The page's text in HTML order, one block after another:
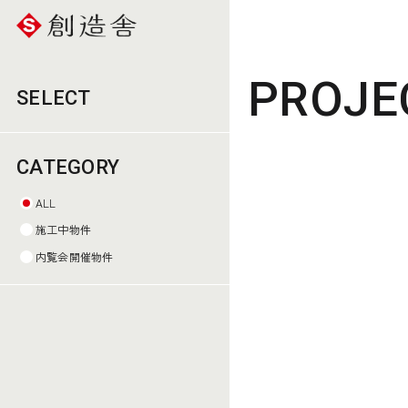
SELECT
CATEGORY
ALL
施工中物件
内覧会開催物件